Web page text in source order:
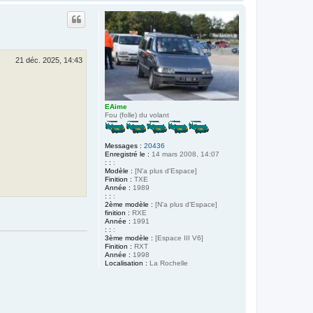
EAime
Fou (folle) du volant
Messages : 20436
Enregistré le : 14 mars 2008, 14:07
: : :
Modèle : [N'a plus d'Espace]
Finition : TXE
Année : 1989
: : :
2ème modèle : [N'a plus d'Espace]
finition : RXE
Année : 1991
: : :
3ème modèle : [Espace III V6]
Finition : RXT
Année : 1998
Localisation : La Rochelle
21 déc. 2025, 14:43